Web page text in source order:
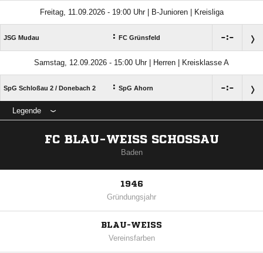
Freitag, 11.09.2026 - 19:00 Uhr | B-Junioren | Kreisliga
JSG Mudau : FC Grünsfeld :
Samstag, 12.09.2026 - 15:00 Uhr | Herren | Kreisklasse A
SpG Schloßau 2 /​ Donebach 2 : SpG Ahorn :
Legende
FC BLAU-WEISS SCHOSSAU
Baden
1946
Gründungsjahr
BLAU-WEISS
Vereinsfarben